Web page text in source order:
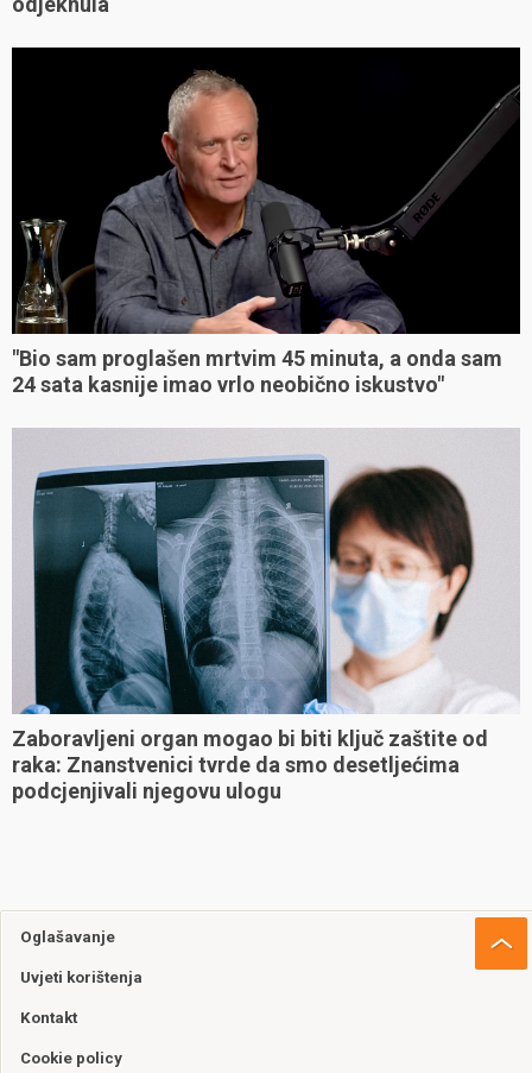
"Bio sam proglašen mrtvim 45 minuta, a onda sam
24 sata kasnije imao vrlo neobično iskustvo"
Zaboravljeni organ mogao bi biti ključ zaštite od
raka: Znanstvenici tvrde da smo desetljećima
podcjenjivali njegovu ulogu
Oglašavanje
Uvjeti korištenja
Kontakt
Cookie policy